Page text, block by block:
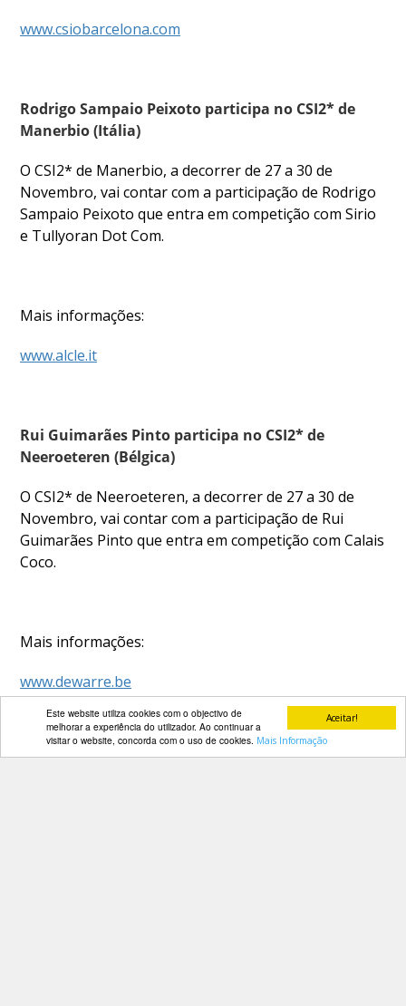
Aceitar!
Este website utiliza cookies com o objectivo de
melhorar a experiência do utilizador. Ao continuar a
visitar o website, concorda com o uso de cookies. Mais Informação
www.csiobarcelona.com
Rodrigo Sampaio Peixoto participa no CSI2* de
Manerbio (Itália)
O CSI2* de Manerbio, a decorrer de 27 a 30 de
Novembro, vai contar com a participação de Rodrigo
Sampaio Peixoto que entra em competição com Sirio
e Tullyoran Dot Com.
Mais informações:
www.alcle.it
Rui Guimarães Pinto participa no CSI2* de
Neeroeteren (Bélgica)
O CSI2* de Neeroeteren, a decorrer de 27 a 30 de
Novembro, vai contar com a participação de Rui
Guimarães Pinto que entra em competição com Calais
Coco.
Mais informações:
www.dewarre.be